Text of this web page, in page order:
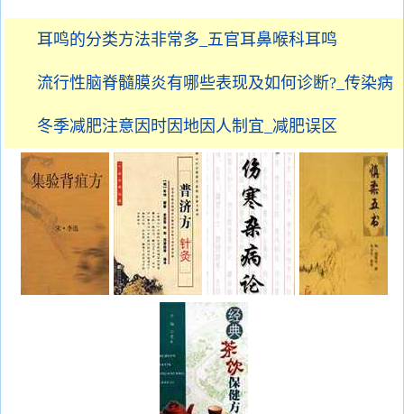
耳鸣的分类方法非常多_五官耳鼻喉科耳鸣
流行性脑脊髓膜炎有哪些表现及如何诊断?_传染病
冬季减肥注意因时因地因人制宜_减肥误区